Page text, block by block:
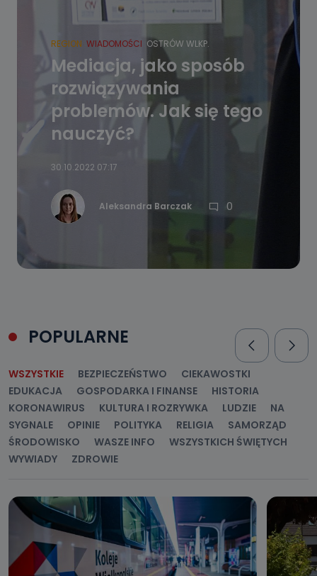
REGION WIADOMOŚCI OSTRÓW WLKP.
Mediacja, jako sposób
rozwiązywania
problemów. Jak się tego
nauczyć?
30.10.2022 07:17
Aleksandra Barczak 0
POPULARNE
WSZYSTKIE BEZPIECZEŃSTWO
CIEKAWOSTKI
EDUKACJA
GOSPODARKA I FINANSE
HISTORIA
KORONAWIRUS
KULTURA I ROZRYWKA LUDZIE
NA
SYGNALE
OPINIE POLITYKA RELIGIA
SAMORZĄD
ŚRODOWISKO
WASZE INFO
WSZYSTKICH ŚWIĘTYCH
WYWIADY
ZDROWIE